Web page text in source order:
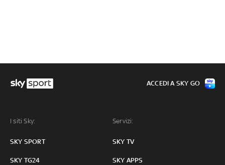
I siti Sky:
SKY SPORT
SKY TG24
Servizi:
SKY TV
SKY APPS
ACCEDI A SKY GO